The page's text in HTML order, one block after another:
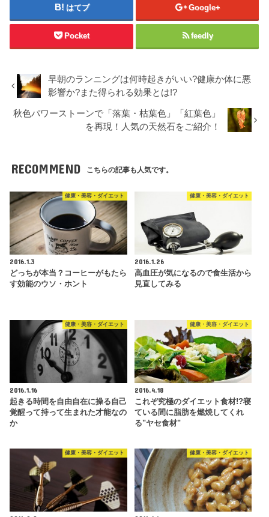
はてブ Google+
Pocket feedly
早朝のランニングは何時起きがいい?健康か体に悪
影響か?また得られる効果とは!?
秋色パワーストーンで「落葉・枯葉色」「紅葉色」
を再現！人気の天然石をご紹介！
RECOMMEND こちらの記事も人気です。
健康・美容・ダイエット
2016.1.3
どっちが本当？コーヒーがもたら
す効能のウソ・ホント
健康・美容・ダイエット
2016.1.26
高血圧が気になるので食生活から
見直してみる
健康・美容・ダイエット
2016.1.16
起きる時間を自由自在に操る自己
覚醒って持って生まれた才能なの
か
健康・美容・ダイエット
2016.4.18
これぞ究極のダイエット食材!?寝
ている間に脂肪を燃焼してくれ
る"ヤセ食材"
健康・美容・ダイエット 健康・美容・ダイエット